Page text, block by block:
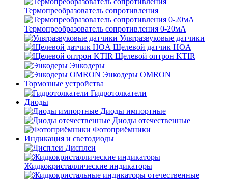
Термопреобразователь сопротивления
Термопреобразователь сопротивления 0-20мА
Ультразвуковые датчики
Щелевой датчик HOA
Щелевой оптрон KTIR
Энкодеры
Энкодеры OMRON
Тормозные устройства
Гидротолкатели
Диоды
Диоды импортные
Диоды отечественные
Фотоприёмники
Индикация и светодиоды
Дисплеи
Жидкокристаллические индикаторы